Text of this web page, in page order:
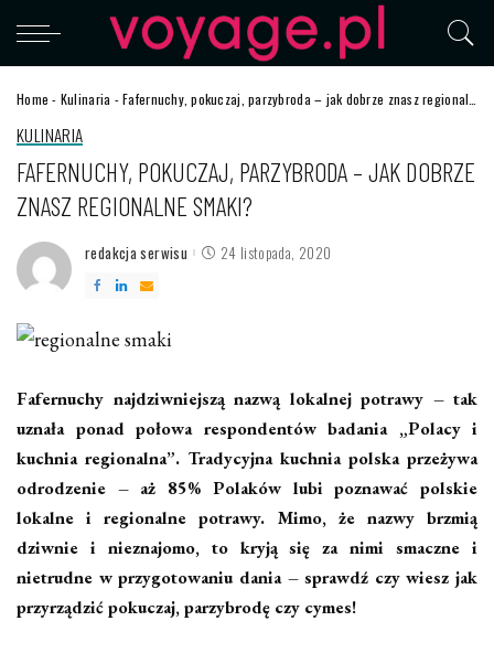
Home - Kulinaria -Fafernuchy, pokuczaj, parzybroda – jak dobrze znasz regionalne smaki?
KULINARIA
FAFERNUCHY, POKUCZAJ, PARZYBRODA – JAK DOBRZE
ZNASZ REGIONALNE SMAKI?
Posted
redakcja serwisu 24 listopada, 2020
Fafernuchy najdziwniejszą nazwą lokalnej potrawy – tak
uznała ponad połowa respondentów badania „Polacy i
kuchnia regionalna”. Tradycyjna kuchnia polska przeżywa
odrodzenie – aż 85% Polaków lubi poznawać polskie
lokalne i regionalne potrawy. Mimo, że nazwy brzmią
dziwnie i nieznajomo, to kryją się za nimi smaczne i
nietrudne w przygotowaniu dania – sprawdź czy wiesz jak
przyrządzić pokuczaj, parzybrodę czy cymes!